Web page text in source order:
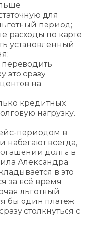
для
период;
расходы по карте
установленный
это сразу
на
кредитных
нагрузку.
периодом в
набегают всегда,
долга в
Александра
в это
за всё время
льготный
бы один платеж
столкнуться с